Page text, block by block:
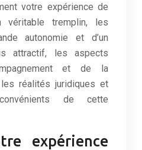
votre expérience de
tremplin, les
autonomie et d’un
attractif, les aspects
et de la
réalités juridiques et
de cette
expérience